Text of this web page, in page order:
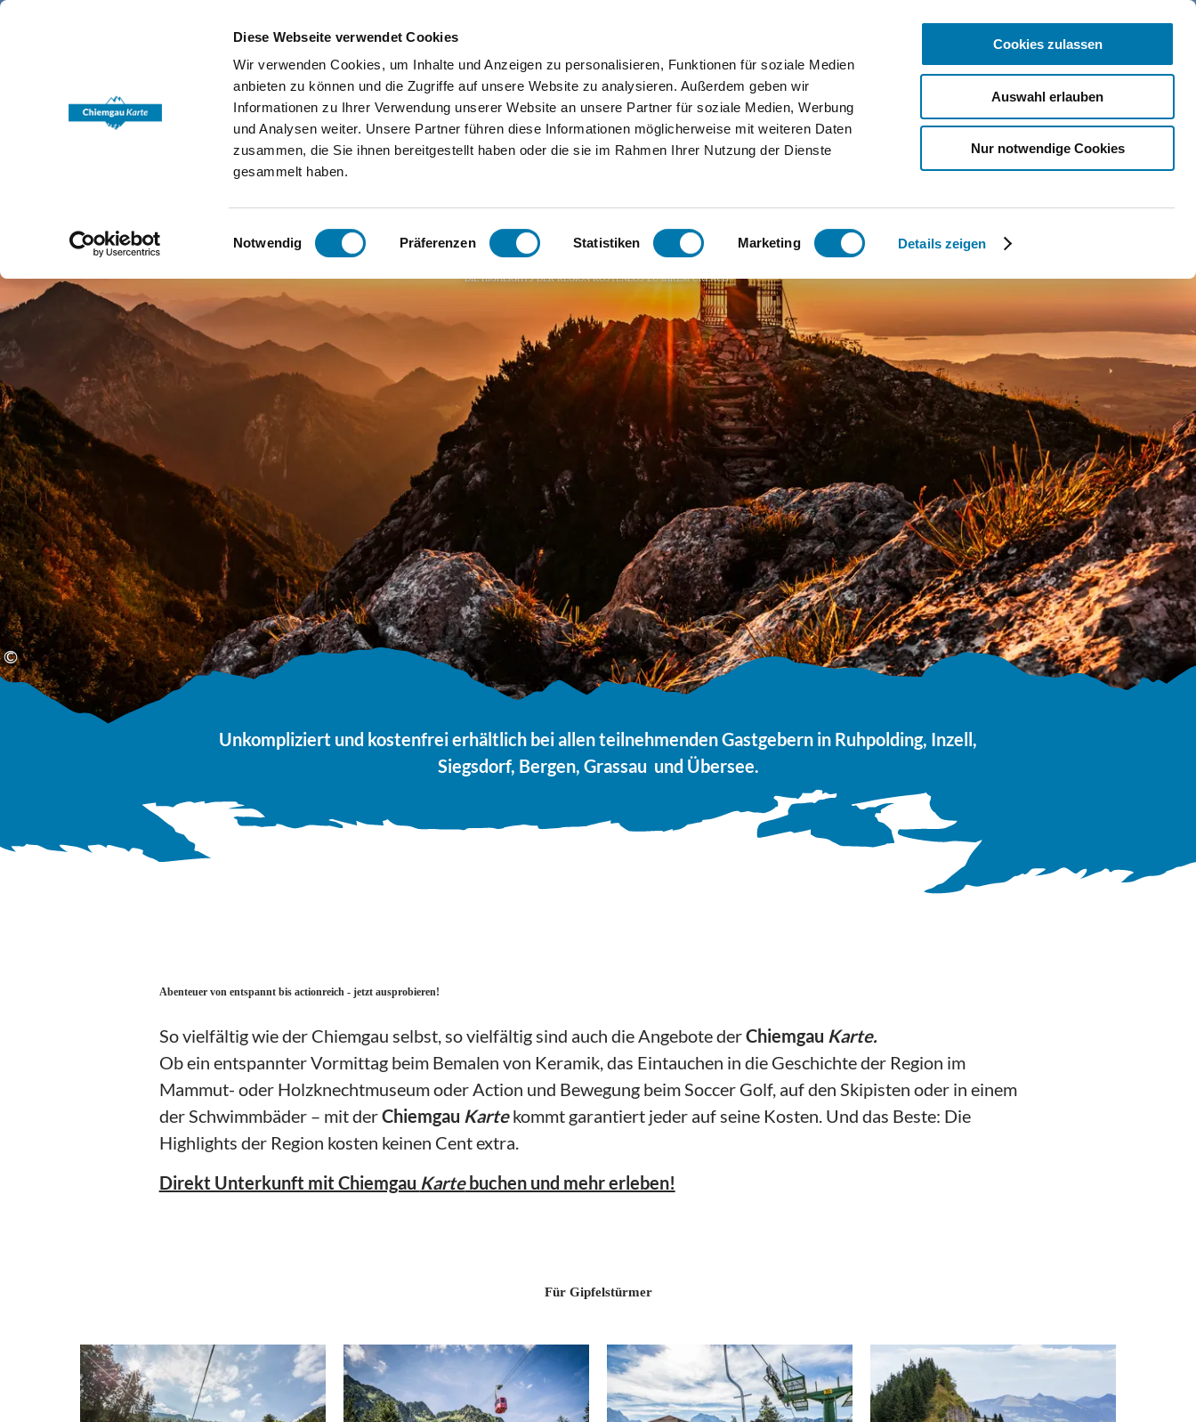
Diese Webseite verwendet Cookies
Wir verwenden Cookies, um Inhalte und Anzeigen zu personalisieren, Funktionen für soziale Medien
anbieten zu können und die Zugriffe auf unsere Website zu analysieren. Außerdem geben wir
Informationen zu Ihrer Verwendung unserer Website an unsere Partner für soziale Medien, Werbung
und Analysen weiter. Unsere Partner führen diese Informationen möglicherweise mit weiteren Daten
zusammen, die Sie ihnen bereitgestellt haben oder die sie im Rahmen Ihrer Nutzung der Dienste
gesammelt haben.
Einwilligungsauswahl
Notwendig Präferenzen Statistiken Marketing Details zeigen
Cookies zulassen
Auswahl erlauben
Nur notwendige Cookies
Bergen
Siegsdor
f
Webcams
©
Chiemgau Karte
DIE HIGHLIGHTS DER REGION KOSTENLOS ZU IHREM URLAUB!
Unkompliziert und kostenfrei erhältlich bei allen teilnehmenden Gastgebern in Ruhpolding, Inzell,
Siegsdorf, Bergen, Grassau und Übersee.
Abenteuer von entspannt bis actionreich - jetzt ausprobieren!
So vielfältig wie der Chiemgau selbst, so vielfältig sind auch die Angebote derChiemgau Karte.
Ob ein entspannter Vormittag beim Bemalen von Keramik, das Eintauchen in die Geschichte der Region im
Mammut- oder Holzknechtmuseum oder Action und Bewegung beim Soccer Golf, auf den Skipisten oder in einem
der Schwimmbäder – mit derChiemgau Karte kommt garantiert jeder auf seine Kosten. Und das Beste: Die
Highlights der Region kosten keinen Cent extra.
Direkt Unterkunft mit Chiemgau Kartebuchen und mehr erleben!
Für Gipfelstürmer
Mehr erfahren Mehr erfahren